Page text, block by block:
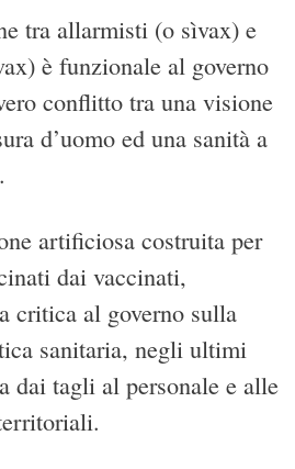
tra allarmisti (o sìvax) e
è funzionale al governo
conflitto tra una visione
d’uomo ed una sanità a
artificiosa costruita per
dai vaccinati,
critica al governo sulla
sanitaria, negli ultimi
dai tagli al personale e alle